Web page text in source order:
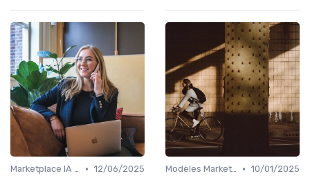
Marketplace IA et Automatisation • 12/06/2025
Modèles Marketplace Hybrides • 10/01/2025